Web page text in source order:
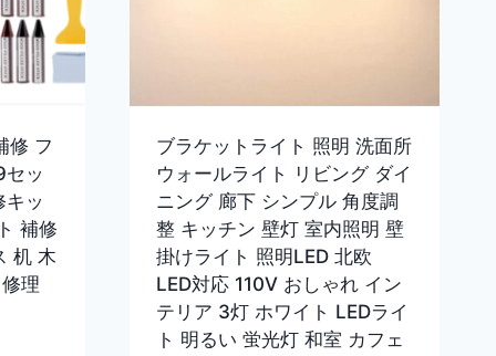
修 フ
ッ
ッ
補修
机 木
理
ブラケットライト 照明 洗面所
ウォールライト リビング ダイ
ニング 廊下 シンプル 角度調
整 キッチン 壁灯 室内照明 壁
掛けライト 照明LED 北欧
LED対応 110V おしゃれ イン
テリア 3灯 ホワイト LEDライ
ト 明るい 蛍光灯 和室 カフェ